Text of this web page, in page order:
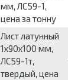
мм, ЛС59-1,
цена за тонну
Лист латунный
1х90х100 мм,
ЛС59-1т,
твердый, цена